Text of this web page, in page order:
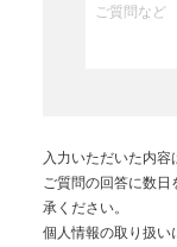
入力いただいた内容
ご質問の回答に数日
承ください。
個人情報の取り扱い